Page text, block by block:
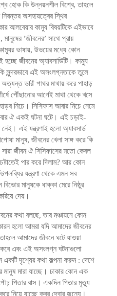
হোক কি উন্নয়নশীল বিশ্বে, তাহলে
অসহায়ত্বের স্থির
আলবেয়ার কাম্যু বিষয়টিকে এইভাবে
’জীবনের’ সাথে প্রায়
ভাষায়, উভয়ের মধ্যে কোন
হচ্ছে জীবনের অ্যাবসার্ডিটি। কাম্যু
সুন্দরভাবে এই অসংলগ্নতাকে তুলে
ভারী পাথর মাথায় করে পাহাড়
পৌঁছানোর আগেই মাথা থেকে খসে
নিচে। সিসিফাস আবার নিচে নেমে
ঐ একই ঘটনা ঘটে। এই চড়াই-
এই যন্ত্রণাই হলো অ্যাবসার্ড
মানুষ, জীবনের খেলা সাঙ্গ করে কি
জীবন ঐ সিসিফাসের মতো কেবল
পার করে দিলাম? আর কোন
যন্ত্রণা থেকে এমন সব
বিভোর মানুষকে ধাক্কা মেরে নিষ্ঠুর
দেয়।
কথা বলছে, তার মঞ্চায়নে কোন
হলো আমরা যদি আমাদের জীবনের
আমাদের জীবনে ঘটে যাওয়া
এবং এই অসংলগ্ন ঘটনাগুলো
একটি দৃশ্যের কথা কল্পনা করুন : দেশে
মানুষ মারা যাচ্ছে। ঢাকার কোন এক
পিতার বাস। একদিন পিতার মৃত্যু
নিয়ে যাচ্ছে কবর দেবার জন্যে।